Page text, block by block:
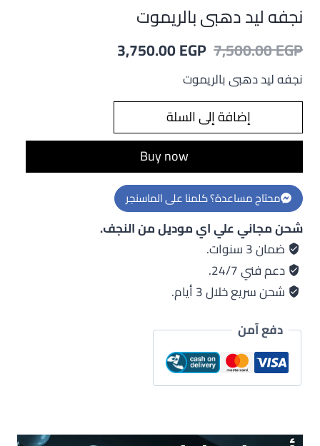
نجفه ليد دهبى بالريموت
7,500.00EGP
السعر
الأصلي
هو:
7,500.00 EGP.
3,750.00EGP
هو:
نجفه ليد دهبى بالريموت
كمية
نجفه
ليد
دهبى
بالريموت
إضافة إلى السلة
Buy now
محتاج مساعدة؟ كلمنا على الماسنجر
ضمان 3 سنوات.
دعم فني 24/7.
شحن سريع خلال 3 أيام.
دفع آمن